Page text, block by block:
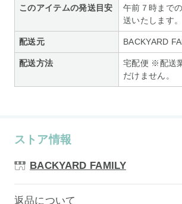
このアイテムの発送目安
午前７時まで
送いたします。
配送元 BACKYARD
配送方法
宅配便 ※配送
だけません。
ストア情報
BACKYARD FAMILY
返品について